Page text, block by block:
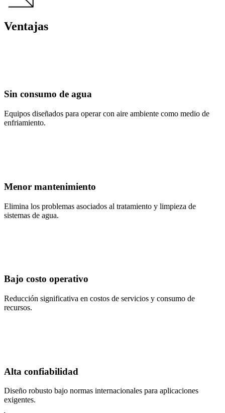
Ventajas
Sin consumo de agua
Equipos diseñados para operar con aire ambiente como medio de
enfriamiento.
Menor mantenimiento
Elimina los problemas asociados al tratamiento y limpieza de
sistemas de agua.
Bajo costo operativo
Reducción significativa en costos de servicios y consumo de
recursos.
Alta confiabilidad
Diseño robusto bajo normas internacionales para aplicaciones
exigentes.